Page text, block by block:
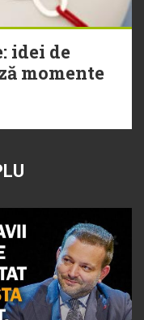
idei de
momente